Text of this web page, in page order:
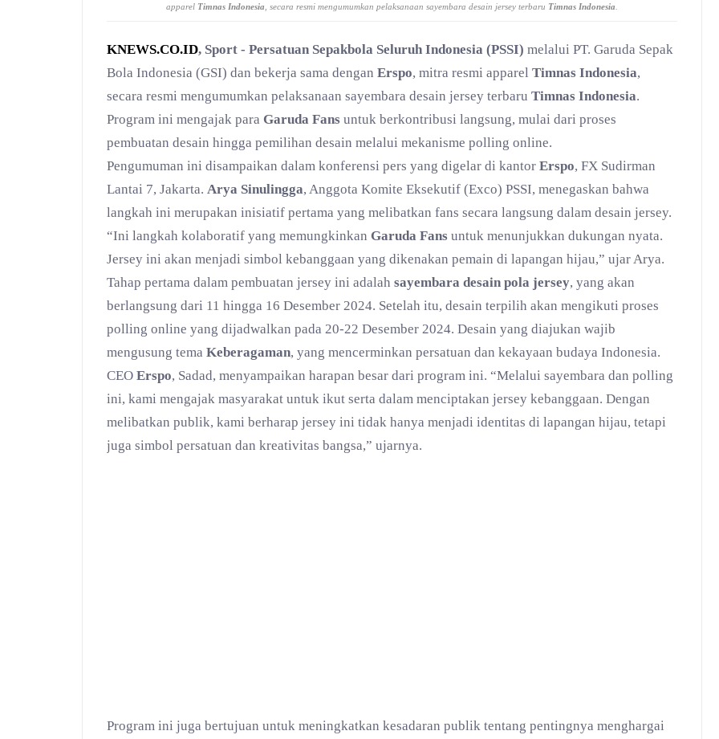
apparel Timnas Indonesia , secara resmi mengumumkan pelaksanaan sayembara desain jersey terbaru Timnas Indonesia
KNEWS.CO.ID, Sport - Persatuan Sepakbola Seluruh Indonesia (PSSI) melalui PT. Garuda Sepak
Bola Indonesia (GSI) dan bekerja sama dengan Erspo, mitra resmi apparel Timnas Indonesia,
secara resmi mengumumkan pelaksanaan sayembara desain jersey terbaru Timnas Indonesia.
Program ini mengajak para Garuda Fans untuk berkontribusi langsung, mulai dari proses
pembuatan desain hingga pemilihan desain melalui mekanisme polling online.
Pengumuman ini disampaikan dalam konferensi pers yang digelar di kantor Erspo, FX Sudirman
Lantai 7, Jakarta. Arya Sinulingga, Anggota Komite Eksekutif (Exco) PSSI, menegaskan bahwa
langkah ini merupakan inisiatif pertama yang melibatkan fans secara langsung dalam desain jersey.
“Ini langkah kolaboratif yang memungkinkan Garuda Fans untuk menunjukkan dukungan nyata.
Jersey ini akan menjadi simbol kebanggaan yang dikenakan pemain di lapangan hijau,” ujar Arya.
Tahap pertama dalam pembuatan jersey ini adalah sayembara desain pola jersey, yang akan
berlangsung dari 11 hingga 16 Desember 2024. Setelah itu, desain terpilih akan mengikuti proses
polling online yang dijadwalkan pada 20-22 Desember 2024. Desain yang diajukan wajib
mengusung tema Keberagaman, yang mencerminkan persatuan dan kekayaan budaya Indonesia.
CEO Erspo, Sadad, menyampaikan harapan besar dari program ini. “Melalui sayembara dan polling
ini, kami mengajak masyarakat untuk ikut serta dalam menciptakan jersey kebanggaan. Dengan
melibatkan publik, kami berharap jersey ini tidak hanya menjadi identitas di lapangan hijau, tetapi
juga simbol persatuan dan kreativitas bangsa,” ujarnya.
Program ini juga bertujuan untuk meningkatkan kesadaran publik tentang pentingnya menghargai